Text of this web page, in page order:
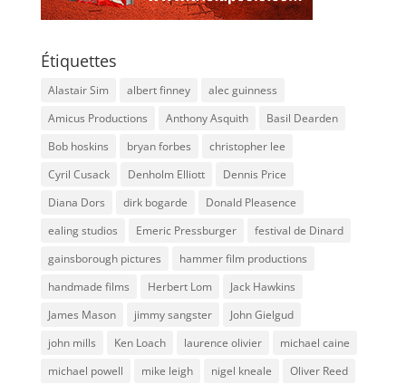
Étiquettes
Alastair Sim albert finney
alec guinness
Amicus Productions
Anthony Asquith
Basil Dearden
Bob hoskins
bryan forbes
christopher lee
Cyril Cusack
Denholm Elliott
Dennis Price
Diana Dors
dirk bogarde
Donald Pleasence
ealing studios
Emeric Pressburger
festival de Dinard
gainsborough pictures
hammer film productions
handmade films
Herbert Lom
Jack Hawkins
James Mason
jimmy sangster
John Gielgud
john mills
Ken Loach laurence olivier
michael caine
michael powell
mike leigh nigel kneale
Oliver Reed